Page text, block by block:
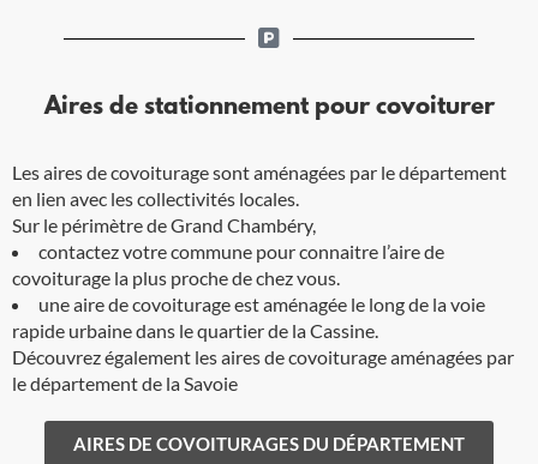
Aires de stationnement pour covoiturer
Les aires de covoiturage sont aménagées par le département
en lien avec les collectivités locales.
Sur le périmètre de Grand Chambéry,
contactez votre commune pour connaitre l’aire de
covoiturage la plus proche de chez vous.
une aire de covoiturage est aménagée le long de la voie
rapide urbaine dans le quartier de la Cassine.
Découvrez également les aires de covoiturage aménagées par
le département de la Savoie
AIRES DE COVOITURAGES DU DÉPARTEMENT